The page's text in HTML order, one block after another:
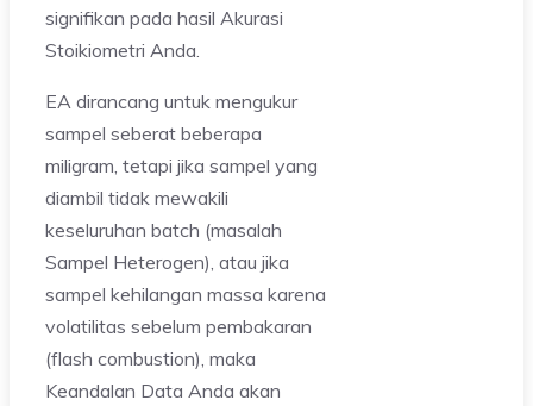
signifikan pada hasil Akurasi
Stoikiometri Anda.
EA dirancang untuk mengukur
sampel seberat beberapa
miligram, tetapi jika sampel yang
diambil tidak mewakili
keseluruhan batch (masalah
Sampel Heterogen), atau jika
sampel kehilangan massa karena
volatilitas sebelum pembakaran
(flash combustion), maka
Keandalan Data Anda akan